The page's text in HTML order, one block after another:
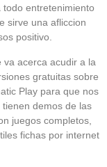
entretenimiento
sirve una afliccion
positivo.
va acerca acudir a la
gratuitas sobre
Play para que nos
demos de las
juegos completos,
fichas por internet